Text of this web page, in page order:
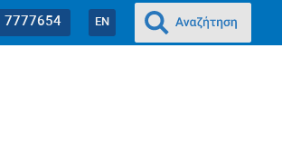
EN
7777654